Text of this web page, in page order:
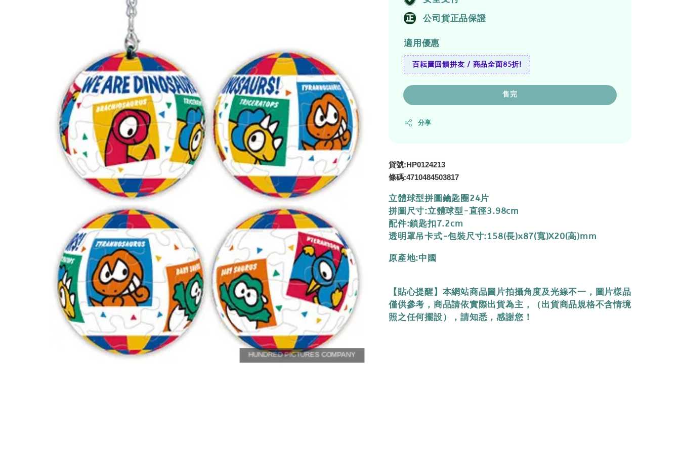
公司貨正品保證
適用優惠
百耘圖回饋拼友 / 商品全面85折!
售完
分享
貨號:HP0124213
條碼:4710484503817
立體球型拼圖鑰匙圈24片
拼圖尺寸:立體球型-直徑3.98cm
配件:鎖匙扣7.2cm
透明罩吊卡式-包裝尺寸:158(長)x87(寬)X20(高)mm
原產地:中國
【貼心提醒】本網站商品圖片拍攝角度及光線不一，圖片樣品
僅供參考，商品請依實際出貨為主，（出貨商品規格不含情境
照之任何擺設），請知悉，感謝您！